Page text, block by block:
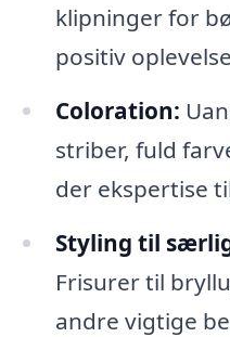
klipninger for
positiv
Coloration:
striber, fuld
der ekspertise
Styling til
Frisurer til
andre vigtige